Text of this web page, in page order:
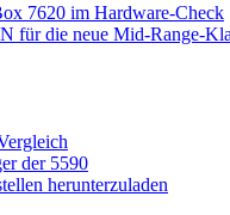
7620 im Hardware-Check
für die neue Mid-Range-
der 5590
herunterzuladen